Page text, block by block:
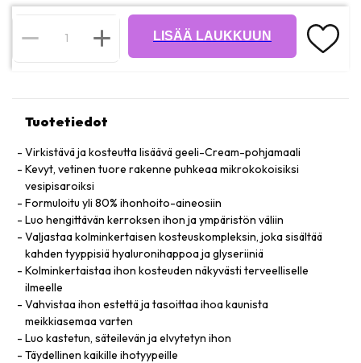
LISÄÄ LAUKKUUN
Tuotetiedot
Virkistävä ja kosteutta lisäävä geeli-Cream-pohjamaali
Kevyt, vetinen tuore rakenne puhkeaa mikrokokoisiksi
vesipisaroiksi
Formuloitu yli 80% ihonhoito-aineosiin
Luo hengittävän kerroksen ihon ja ympäristön väliin
Valjastaa kolminkertaisen kosteuskompleksin, joka sisältää
kahden tyyppisiä hyaluronihappoa ja glyseriiniä
Kolminkertaistaa ihon kosteuden näkyvästi terveelliselle
ilmeelle
Vahvistaa ihon estettä ja tasoittaa ihoa kaunista
meikkiasemaa varten
Luo kastetun, säteilevän ja elvytetyn ihon
Täydellinen kaikille ihotyypeille